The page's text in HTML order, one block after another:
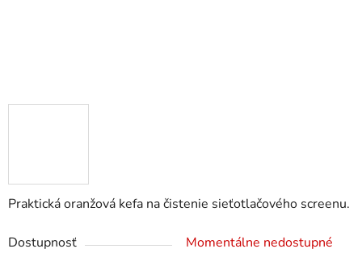
Praktická oranžová kefa na čistenie sieťotlačového screenu.
Dostupnosť
Momentálne nedostupné